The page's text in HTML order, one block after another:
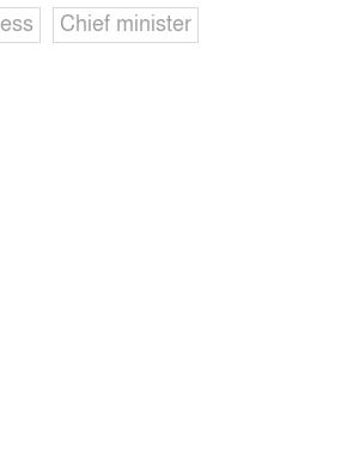
Chief minister